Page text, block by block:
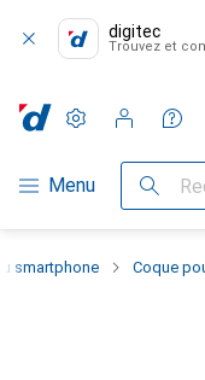
digitec
Trouvez et
Navigation par
Menu
Paramètres
Compte client
Listes de
Listes d'envies
Panier
smartphone Coque